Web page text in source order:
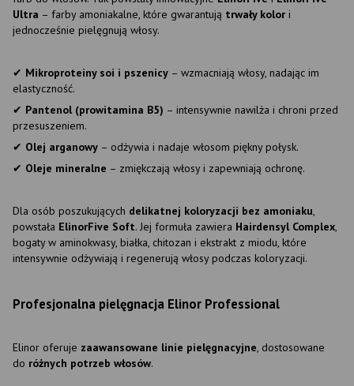
Ultra – farby amoniakalne, które gwarantują trwały kolor i
jednocześnie pielęgnują włosy.
✔ Mikroproteiny soi i pszenicy – wzmacniają włosy, nadając im
elastyczność.
✔ Pantenol (prowitamina B5) – intensywnie nawilża i chroni przed
przesuszeniem.
✔ Olej arganowy – odżywia i nadaje włosom piękny połysk.
✔ Oleje mineralne – zmiękczają włosy i zapewniają ochronę.
Dla osób poszukujących delikatnej koloryzacji bez amoniaku,
powstała ElinorFive Soft. Jej formuła zawiera Hairdensyl Complex,
bogaty w aminokwasy, białka, chitozan i ekstrakt z miodu, które
intensywnie odżywiają i regenerują włosy podczas koloryzacji.
Profesjonalna pielęgnacja Elinor Professional
Elinor oferuje zaawansowane linie pielęgnacyjne, dostosowane
do różnych potrzeb włosów.